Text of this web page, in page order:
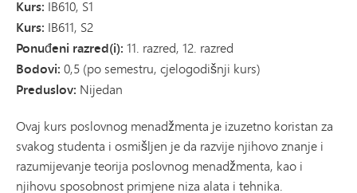
Kurs: IB610, S1
Kurs: IB611, S2
Ponuđeni razred(i): 11. razred, 12. razred
Bodovi: 0,5 (po semestru, cjelogodišnji kurs)
Preduslov: Nijedan
Ovaj kurs poslovnog menadžmenta je izuzetno koristan za
svakog studenta i osmišljen je da razvije njihovo znanje i
razumijevanje teorija poslovnog menadžmenta, kao i
njihovu sposobnost primjene niza alata i tehnika.